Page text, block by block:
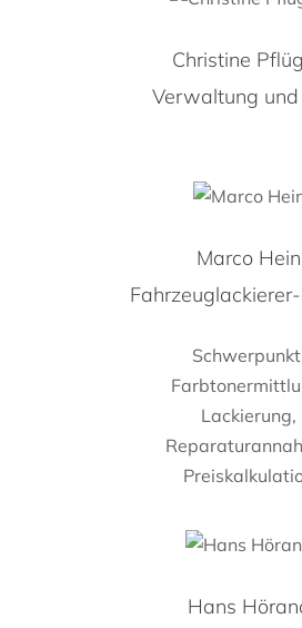
Christine
Verwaltung und
Marco Hein
Lackierung,
Hans